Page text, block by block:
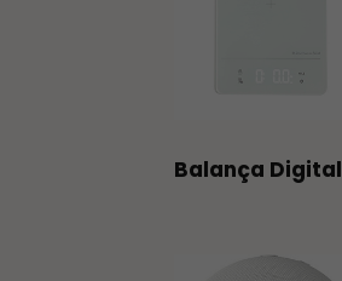
Balança Digital